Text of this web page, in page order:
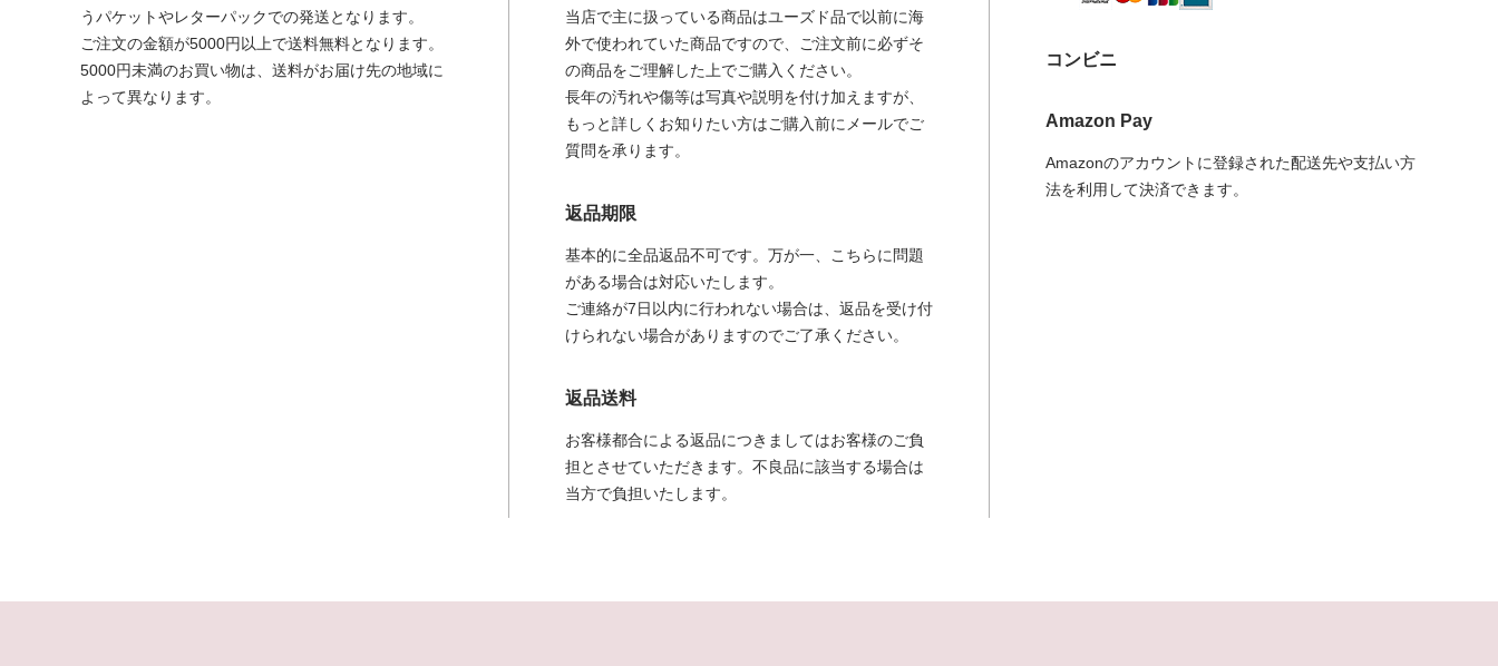
うパケットやレターパックでの発送となります。
ご注文の金額が5000円以上で送料無料となります。
5000円未満のお買い物は、送料がお届け先の地域に
よって異なります。
当店で主に扱っている商品はユーズド品で以前に海
外で使われていた商品ですので、ご注文前に必ずそ
の商品をご理解した上でご購入ください。
長年の汚れや傷等は写真や説明を付け加えますが、
もっと詳しくお知りたい方はご購入前にメールでご
質問を承ります。
返品期限
基本的に全品返品不可です。万が一、こちらに問題
がある場合は対応いたします。
ご連絡が7日以内に行われない場合は、返品を受け付
けられない場合がありますのでご了承ください。
返品送料
お客様都合による返品につきましてはお客様のご負
担とさせていただきます。不良品に該当する場合は
当方で負担いたします。
コンビニ
Amazon Pay
Amazonのアカウントに登録された配送先や支払い方
法を利用して決済できます。